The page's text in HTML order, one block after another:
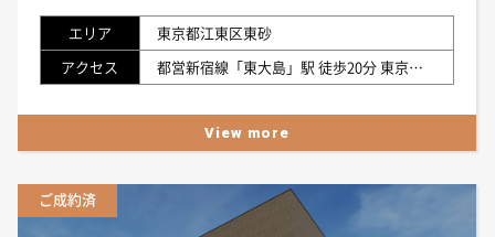
エリア
東京都江東区東砂
アクセス
都営新宿線「東大島」駅 徒歩20分 東京メトロ東西線「南砂町」駅 徒歩21分
View more
ご成約済